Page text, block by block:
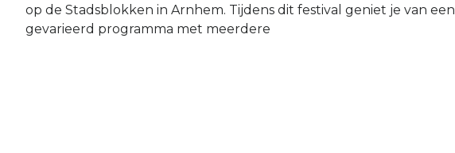
op de Stadsblokken in Arnhem. Tijdens dit festival geniet je van een
gevarieerd programma met meerdere